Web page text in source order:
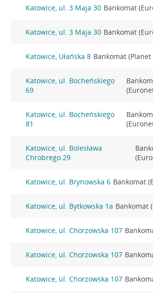
Katowice, ul. 3 Maja 30 Bankomat
Katowice, ul. 3 Maja 30 Bankomat
Katowice, Ułańska 8 Bankomat (Planet
Katowice, ul. Bocheńskiego
69
Katowice, ul. Bocheńskiego
81
Katowice, ul. Bolesława
Chrobrego 29
Katowice, ul. Brynowska 6 Bankomat
Katowice, ul. Bytkowska 1a Bankomat
Katowice, ul. Chorzowska 107
Katowice, ul. Chorzowska 107
Katowice, ul. Chorzowska 107